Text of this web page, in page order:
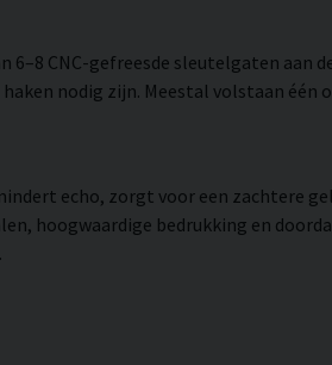
CNC-gefreesde sleutelgaten aan
nodig zijn. Meestal volstaan één
echo, zorgt voor een zachtere
hoogwaardige bedrukking en